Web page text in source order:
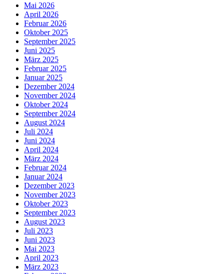
Mai 2026
April 2026
Februar 2026
Oktober 2025
September 2025
Juni 2025
März 2025
Februar 2025
Januar 2025
Dezember 2024
November 2024
Oktober 2024
September 2024
August 2024
Juli 2024
Juni 2024
April 2024
März 2024
Februar 2024
Januar 2024
Dezember 2023
November 2023
Oktober 2023
September 2023
August 2023
Juli 2023
Juni 2023
Mai 2023
April 2023
März 2023